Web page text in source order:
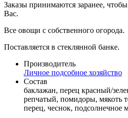
Заказы принимаются заранее,
Вас.
Все овощи с собственного огорода.
Поставляется в стеклянной банке.
Производитель
Личное подсобное хозяйство
Состав
баклажан, перец красный/
репчатый, помидоры, мякоть
перец, чеснок, подсолнечное